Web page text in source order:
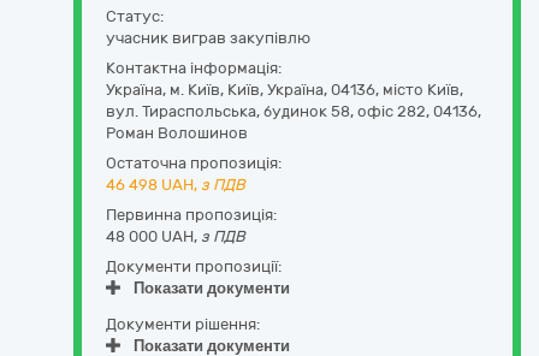
Статус:
учасник виграв закупівлю
Контактна інформація:
Україна, м. Київ, Київ, Україна, 04136, місто Київ,
вул. Тираспольська, будинок 58, офіс 282, 04136,
Роман Волошинов
Остаточна пропозиція:
46 498 UAH, з ПДВ
Первинна пропозиція:
48 000 UAH, з ПДВ
Документи пропозиції:
Показати документи
Документи рішення:
Показати документи